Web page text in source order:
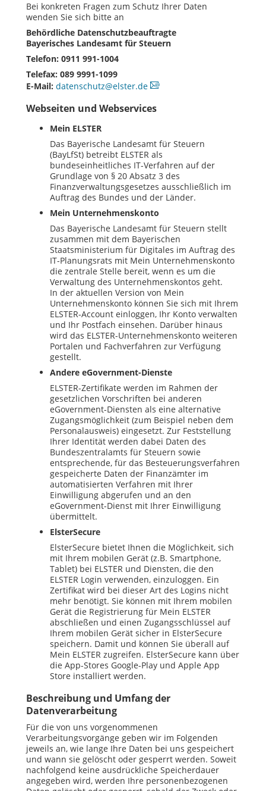
Bei konkreten Fragen zum Schutz Ihrer Daten
wenden Sie sich bitte an
Behördliche Datenschutzbeauftragte
Bayerisches Landesamt für Steuern
Telefon: 0911 991-1004
Telefax: 089 9991-1099
E-Mail: datenschutz@elster.de
Webseiten und Webservices
Mein ELSTER
Das Bayerische Landesamt für Steuern
(BayLfSt) betreibt ELSTER als
bundeseinheitliches IT-Verfahren auf der
Grundlage von § 20 Absatz 3 des
Finanzverwaltungsgesetzes ausschließlich im
Auftrag des Bundes und der Länder.
Mein Unternehmenskonto
Das Bayerische Landesamt für Steuern stellt
zusammen mit dem Bayerischen
Staatsministerium für Digitales im Auftrag des
IT-Planungsrats mit Mein Unternehmenskonto
die zentrale Stelle bereit, wenn es um die
Verwaltung des Unternehmenskontos geht.
In der aktuellen Version von Mein
Unternehmenskonto können Sie sich mit Ihrem
ELSTER-Account einloggen, Ihr Konto verwalten
und Ihr Postfach einsehen. Darüber hinaus
wird das ELSTER-Unternehmenskonto weiteren
Portalen und Fachverfahren zur Verfügung
gestellt.
Andere eGovernment-Dienste
ELSTER-Zertifikate werden im Rahmen der
gesetzlichen Vorschriften bei anderen
eGovernment-Diensten als eine alternative
Zugangsmöglichkeit (zum Beispiel neben dem
Personalausweis) eingesetzt. Zur Feststellung
Ihrer Identität werden dabei Daten des
Bundeszentralamts für Steuern sowie
entsprechende, für das Besteuerungsverfahren
gespeicherte Daten der Finanzämter im
automatisierten Verfahren mit Ihrer
Einwilligung abgerufen und an den
eGovernment-Dienst mit Ihrer Einwilligung
übermittelt.
ElsterSecure
ElsterSecure bietet Ihnen die Möglichkeit, sich
mit Ihrem mobilen Gerät (z.B. Smartphone,
Tablet) bei ELSTER und Diensten, die den
ELSTER Login verwenden, einzuloggen. Ein
Zertifikat wird bei dieser Art des Logins nicht
mehr benötigt. Sie können mit Ihrem mobilen
Gerät die Registrierung für Mein ELSTER
abschließen und einen Zugangsschlüssel auf
Ihrem mobilen Gerät sicher in ElsterSecure
speichern. Damit und können Sie überall auf
Mein ELSTER zugreifen. ElsterSecure kann über
die App-Stores Google-Play und Apple App
Store installiert werden.
Beschreibung und Umfang der
Datenverarbeitung
Für die von uns vorgenommenen
Verarbeitungsvorgänge geben wir im Folgenden
jeweils an, wie lange Ihre Daten bei uns gespeichert
und wann sie gelöscht oder gesperrt werden. Soweit
nachfolgend keine ausdrückliche Speicherdauer
angegeben wird, werden Ihre personenbezogenen